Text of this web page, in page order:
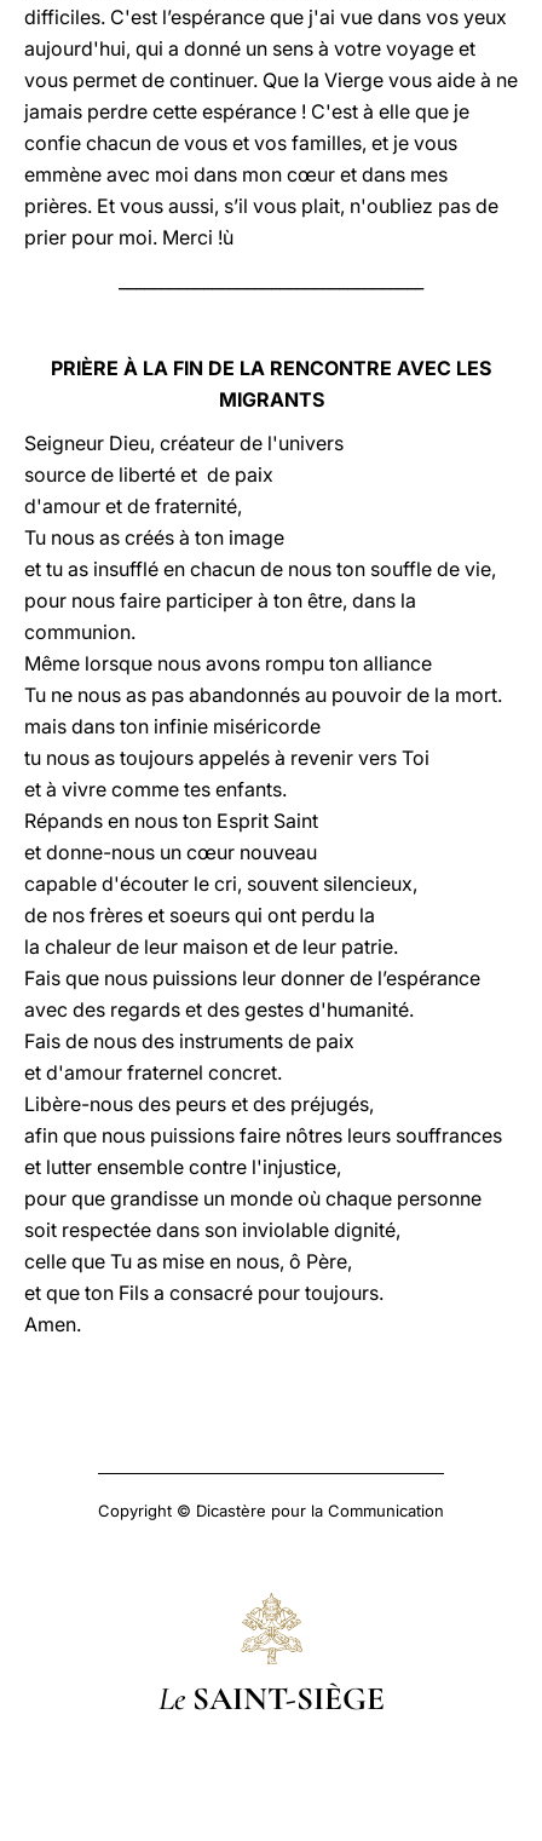
difficiles. C'est l’espérance que j'ai vue dans vos yeux
aujourd'hui, qui a donné un sens à votre voyage et
vous permet de continuer. Que la Vierge vous aide à ne
jamais perdre cette espérance ! C'est à elle que je
confie chacun de vous et vos familles, et je vous
emmène avec moi dans mon cœur et dans mes
prières. Et vous aussi, s’il vous plait, n'oubliez pas de
prier pour moi. Merci !ù
PRIÈRE À LA FIN DE LA RENCONTRE AVEC LES
MIGRANTS
Seigneur Dieu, créateur de l'univers
source de liberté et de paix
d'amour et de fraternité,
Tu nous as créés à ton image
et tu as insufflé en chacun de nous ton souffle de vie,
pour nous faire participer à ton être, dans la
communion.
Même lorsque nous avons rompu ton alliance
Tu ne nous as pas abandonnés au pouvoir de la mort.
mais dans ton infinie miséricorde
tu nous as toujours appelés à revenir vers Toi
et à vivre comme tes enfants.
Répands en nous ton Esprit Saint
et donne-nous un cœur nouveau
capable d'écouter le cri, souvent silencieux,
de nos frères et soeurs qui ont perdu la
la chaleur de leur maison et de leur patrie.
Fais que nous puissions leur donner de l’espérance
avec des regards et des gestes d'humanité.
Fais de nous des instruments de paix
et d'amour fraternel concret.
Libère-nous des peurs et des préjugés,
afin que nous puissions faire nôtres leurs souffrances
et lutter ensemble contre l'injustice,
pour que grandisse un monde où chaque personne
soit respectée dans son inviolable dignité,
celle que Tu as mise en nous, ô Père,
et que ton Fils a consacré pour toujours.
Amen.
Copyright © Dicastère pour la Communication
Le SAINT-SIÈGE